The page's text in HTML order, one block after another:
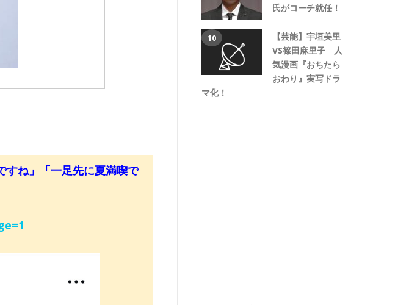
すね」「一足先に夏満喫で
氏がコーチ就任！
【芸能】宇垣美里
VS篠田麻里子 人
気漫画『おちたら
おわり』実写ドラ
マ化！